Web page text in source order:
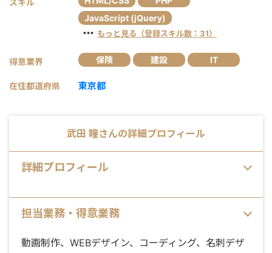
スキル
JavaScript (jQuery)
・・・ もっと見る（登録スキル数：31）
得意業界 保険 建設 IT
在住都道府県 東京都
武田 瞳さんの詳細プロフィール
詳細プロフィール
担当業務・得意業務
動画制作、WEBデザイン、コーディング、名刺デザ